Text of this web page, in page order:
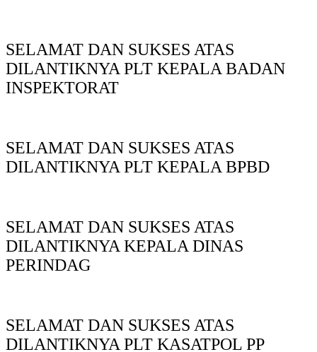
SELAMAT DAN SUKSES ATAS
DILANTIKNYA PLT KEPALA BADAN
INSPEKTORAT
SELAMAT DAN SUKSES ATAS
DILANTIKNYA PLT KEPALA BPBD
SELAMAT DAN SUKSES ATAS
DILANTIKNYA KEPALA DINAS
PERINDAG
SELAMAT DAN SUKSES ATAS
DILANTIKNYA PLT KASATPOL PP